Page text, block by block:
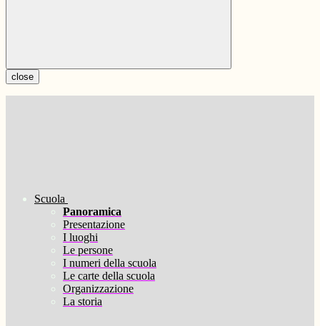
close
Scuola
Panoramica
Presentazione
I luoghi
Le persone
I numeri della scuola
Le carte della scuola
Organizzazione
La storia